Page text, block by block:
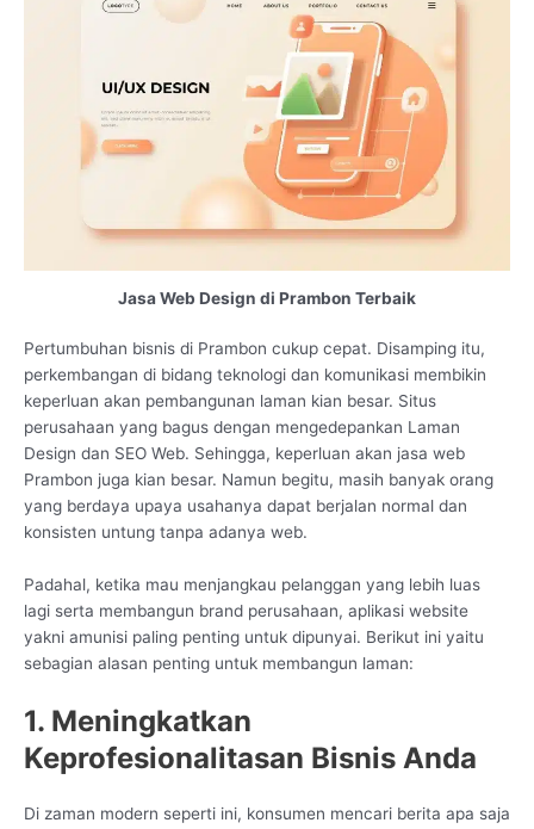
Jasa Web Design di Prambon Terbaik
Pertumbuhan bisnis di Prambon cukup cepat. Disamping itu,
perkembangan di bidang teknologi dan komunikasi membikin
keperluan akan pembangunan laman kian besar. Situs
perusahaan yang bagus dengan mengedepankan Laman
Design dan SEO Web. Sehingga, keperluan akan jasa web
Prambon juga kian besar. Namun begitu, masih banyak orang
yang berdaya upaya usahanya dapat berjalan normal dan
konsisten untung tanpa adanya web.
Padahal, ketika mau menjangkau pelanggan yang lebih luas
lagi serta membangun brand perusahaan, aplikasi website
yakni amunisi paling penting untuk dipunyai. Berikut ini yaitu
sebagian alasan penting untuk membangun laman:
1. Meningkatkan
Keprofesionalitasan Bisnis Anda
Di zaman modern seperti ini, konsumen mencari berita apa saja